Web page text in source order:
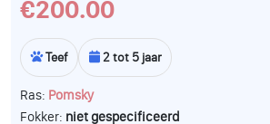
€200.00
Teef 2 tot 5 jaar
Ras: Pomsky
Fokker: niet gespecificeerd